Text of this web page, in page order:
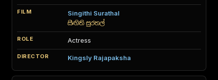
Singithi Surathal
සිඟිති සුරතල්
Actress
Kingsly Rajapaksha